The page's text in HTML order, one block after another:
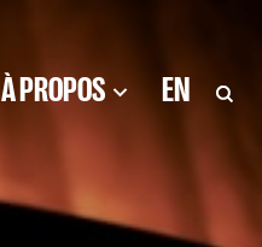
À PROPOS EN